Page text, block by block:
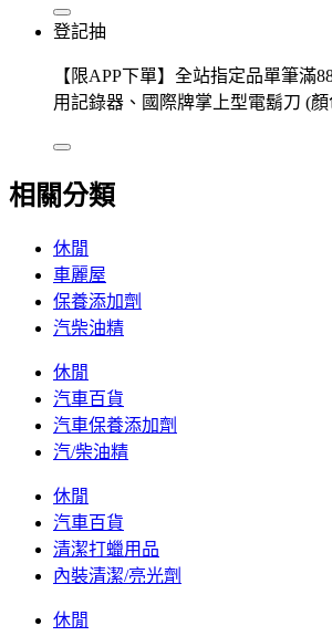
登記抽
【限APP下單】全站指定品單筆滿
用記錄器、國際牌掌上型電鬍刀 (
相關分類
休閒
車麗屋
保養添加劑
汽柴油精
休閒
汽車百貨
汽車保養添加劑
汽/柴油精
休閒
汽車百貨
清潔打蠟用品
內裝清潔/亮光劑
休閒